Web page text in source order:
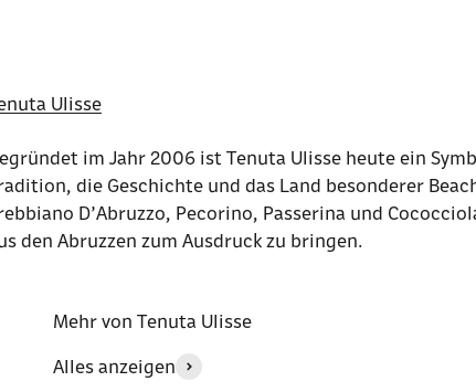
Ulisse
im Jahr 2006 ist Tenuta Ulisse heute ein
die Geschichte und das Land besonderer
D’Abruzzo, Pecorino, Passerina und
den Abruzzen zum Ausdruck zu bringen.
Mehr von Tenuta Ulisse
Alles anzeigen